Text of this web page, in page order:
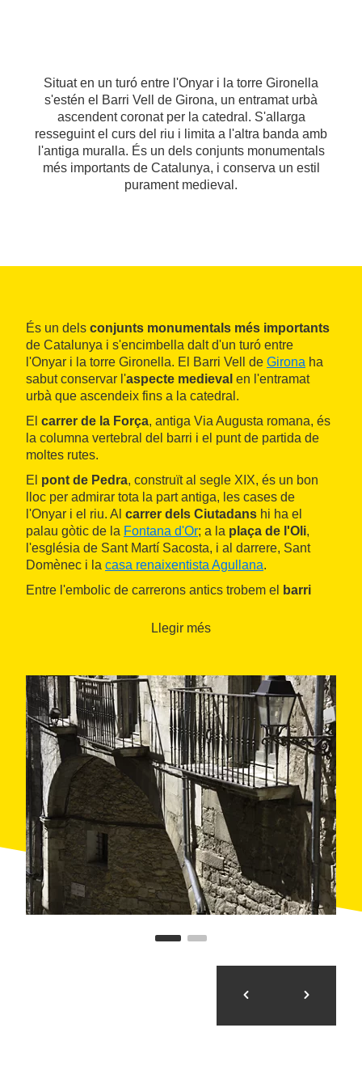
Situat en un turó entre l'Onyar i la torre Gironella
s'estén el Barri Vell de Girona, un entramat urbà
ascendent coronat per la catedral. S'allarga
resseguint el curs del riu i limita a l'altra banda amb
l'antiga muralla. És un dels conjunts monumentals
més importants de Catalunya, i conserva un estil
purament medieval.
És un dels conjunts monumentals més importants
de Catalunya i s'encimbella dalt d'un turó entre
l'Onyar i la torre Gironella. El Barri Vell de Girona ha
sabut conservar l'aspecte medieval en l'entramat
urbà que ascendeix fins a la catedral.
El carrer de la Força, antiga Via Augusta romana, és
la columna vertebral del barri i el punt de partida de
moltes rutes.
El pont de Pedra, construït al segle XIX, és un bon
lloc per admirar tota la part antiga, les cases de
l'Onyar i el riu. Al carrer dels Ciutadans hi ha el
palau gòtic de la Fontana d'Or; a la plaça de l'Oli,
l'església de Sant Martí Sacosta, i al darrere, Sant
Domènec i la casa renaixentista Agullana.
Entre l'embolic de carrerons antics trobem el
barri
Centre Bonastruc ça Porta, explica com vivia la
Ciutat
, al convent de Sant Antoni, que exposa
continguts des dels primers pobladors de la zona fins
a l'època contemporània, així com elMuseu d'Art de
Girona, al palau Episcopal.
A la plaça de la Catedral trobemantics palauets, la
gran escalinata de l'església de Santa Maria i laPia
Almoina, un edifici gòtic declaratMonument
Historicoartístic.
Lacatedral de Santa Mariaté la volta gòtica més
ampla del món i el claustre conserva peces de gran
valor històric: elTapís de la Creació(segle XI) i el
Beatus de Girona(segle XIV).
Al nucli antic també hi ha la
plaça dels Jurats, on
ben conservat del país. I darrere els banys trobem el
costat de l'església de Sant Nicolau. Tots dos edificis
Llegir més